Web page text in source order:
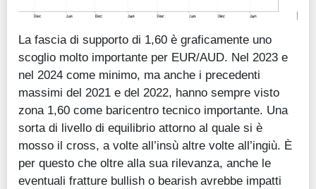
La fascia di supporto di 1,60 è graficamente uno
scoglio molto importante per EUR/AUD. Nel 2023 e
nel 2024 come minimo, ma anche i precedenti
massimi del 2021 e del 2022, hanno sempre visto
zona 1,60 come baricentro tecnico importante. Una
sorta di livello di equilibrio attorno al quale si è
mosso il cross, a volte all’insù altre volte all’ingiù. È
per questo che oltre alla sua rilevanza, anche le
eventuali fratture bullish o bearish avrebbe impatti